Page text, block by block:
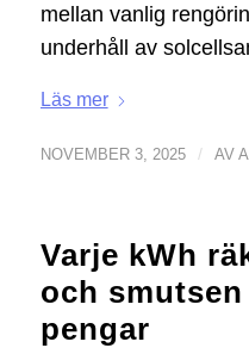
mellan vanlig
underhåll av
Läs mer
NOVEMBER 3, 2025 / AV
Varje kWh
och
pengar